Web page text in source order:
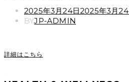
POSTED
ON
2025年3月24日2025年3月24
BYJP-ADMIN
詳細はこちら